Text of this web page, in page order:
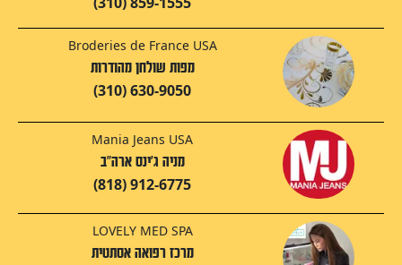
Broderies de France USA
מפות שולחן מהודרות
(310) 630-9050
Mania Jeans USA
מניה ג'ינס ארה"ב
(818) 912-6775
LOVELY MED SPA
מרכז רפואה אסתטית